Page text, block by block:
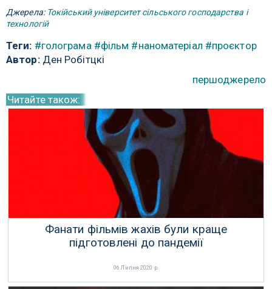
Джерела: Токійський університет сільського господарства і
технологій
Теги: #голограма #фільм #наноматеріал #проєктор
Автор:Ден Робітцкі
першоджерело
Читайте також:
Фанати фільмів жахів були краще
підготовлені до пандемії
06 Липня 2020 р.